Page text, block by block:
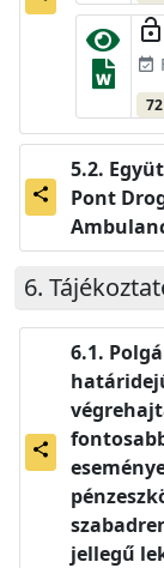
lock_open
event_available
share
Pont
share
jellegű